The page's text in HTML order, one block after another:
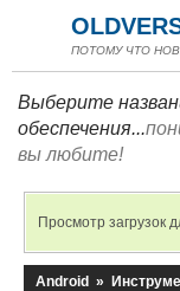
ПОТОМУ ЧТО
Выберите
обеспечения...
вы любите!
Просмотр загрузок
Android »